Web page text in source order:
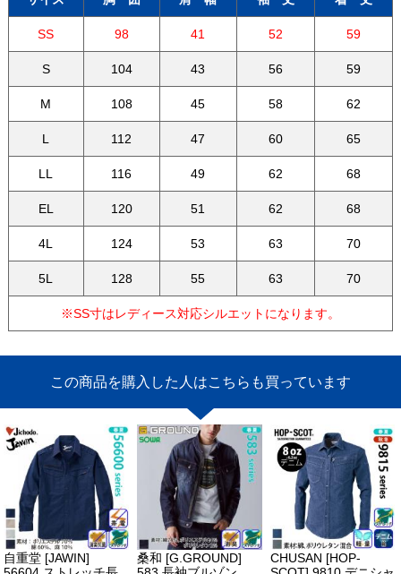
SS 98 41 52 59
S 104 43 56 59
M 108 45 58 62
L 112 47 60 65
LL 116 49 62 68
EL 120 51 62 68
4L 124 53 63 70
5L 128 55 63 70
※SS寸はレディース対応シルエットになります。
この商品を購入した人はこちらも買っています
自重堂 [JAWIN]
桑和 [G.GROUND]
CHUSAN [HOP-